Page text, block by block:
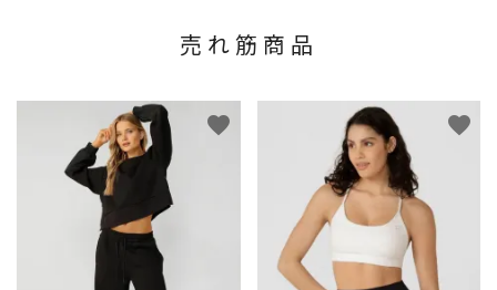
売れ筋商品
favorite favorite